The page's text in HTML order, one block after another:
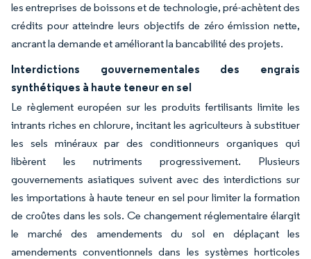
les entreprises de boissons et de technologie, pré-achètent des
crédits pour atteindre leurs objectifs de zéro émission nette,
ancrant la demande et améliorant la bancabilité des projets.
Interdictions gouvernementales des engrais
synthétiques à haute teneur en sel
Le règlement européen sur les produits fertilisants limite les
intrants riches en chlorure, incitant les agriculteurs à substituer
les sels minéraux par des conditionneurs organiques qui
libèrent les nutriments progressivement. Plusieurs
gouvernements asiatiques suivent avec des interdictions sur
les importations à haute teneur en sel pour limiter la formation
de croûtes dans les sols. Ce changement réglementaire élargit
le marché des amendements du sol en déplaçant les
amendements conventionnels dans les systèmes horticoles